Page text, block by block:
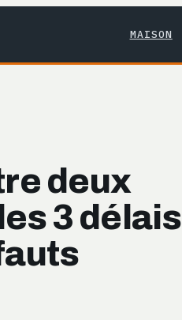
MAISON
deux
3 délais